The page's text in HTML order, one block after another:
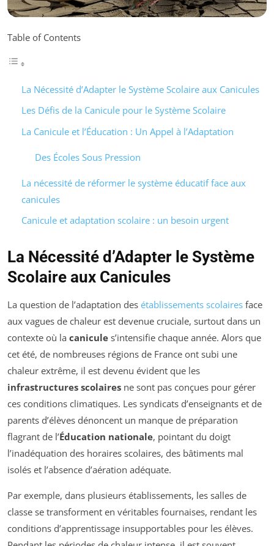
Table of Contents
La Nécessité d’Adapter le Système Scolaire aux Canicules
Les Défis de la Canicule pour le Système Scolaire
La Canicule et l’Éducation : Un Appel à l’Adaptation
Des Écoles Sous Pression
La nécessité de réformer le système éducatif face aux
canicules
Canicule et adaptation scolaire : un besoin urgent
La Nécessité d’Adapter le Système
Scolaire aux Canicules
La question de l’adaptation des établissements scolaires face
aux vagues de chaleur est devenue cruciale, surtout dans un
contexte où la canicule s’intensifie chaque année. Alors que
cet été, de nombreuses régions de France ont subi une
chaleur extrême, il est devenu évident que les
infrastructures scolaires ne sont pas conçues pour gérer
ces conditions climatiques. Les syndicats d’enseignants et de
parents d’élèves dénoncent un manque de préparation
flagrant de l’Éducation nationale, pointant du doigt
l’inadéquation des horaires scolaires, des bâtiments mal
isolés et l’absence d’aération adéquate.
Par exemple, dans plusieurs établissements, les salles de
classe se transforment en véritables fournaises, rendant les
conditions d’apprentissage insupportables pour les élèves.